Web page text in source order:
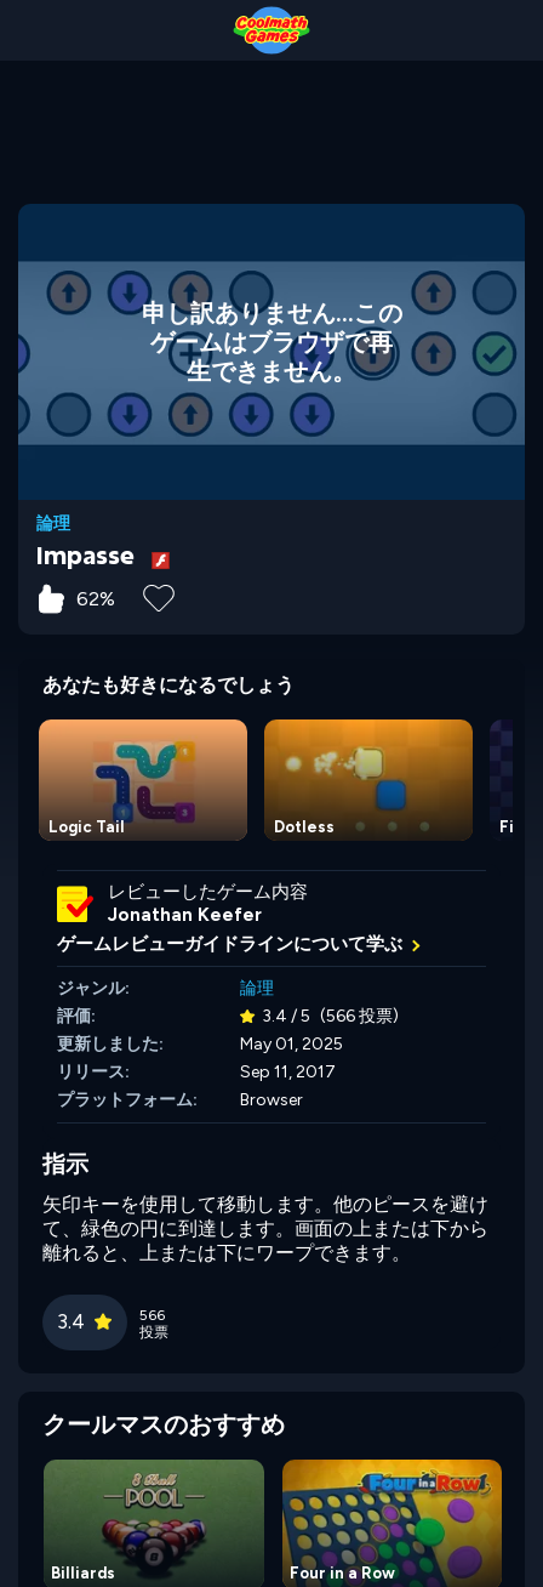
申し訳ありません...この
ゲームはブラウザで再
生できません。
論理
Impasse
62%
あなたも好きになるでしょう
Logic Tail Dotless Fillall
レビューしたゲーム内容
Jonathan Keefer
ゲームレビューガイドラインについて学ぶ
ジャンル:
論理
評価:
3.4 / 5 (566 投票)
更新しました:
May 01, 2025
リリース:
Sep 11, 2017
プラットフォーム:
Browser
指示
矢印キーを使用して移動します。他のピースを避け
て、緑色の円に到達します。画面の上または下から
離れると、上または下にワープできます。
3.4
566
投票
クールマスのおすすめ
Billiards Four in a Row